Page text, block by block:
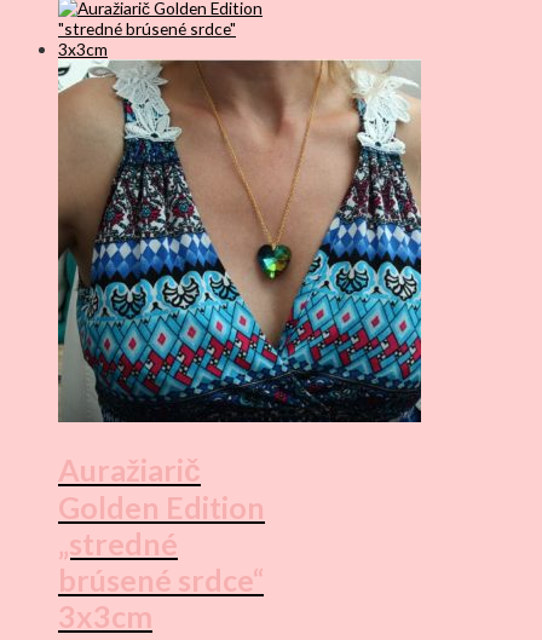
Auražiarič
Golden Edition
„stredné
brúsené srdce“
3x3cm